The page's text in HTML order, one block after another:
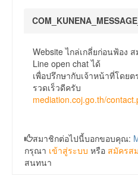
Website ไกล่เกลี่ยก่อนฟ้อง
Line open chat ได้
เพื่อปรึกษากับเจ้าหน้าที่โดย
รวดเร็วดีครับ
mediation.coj.go.th/
สมาชิกต่อไปนี้บอกขอบคุณ:
กรุณา เข้าสู่ระบบ หรือ สมัครส
สนทนา